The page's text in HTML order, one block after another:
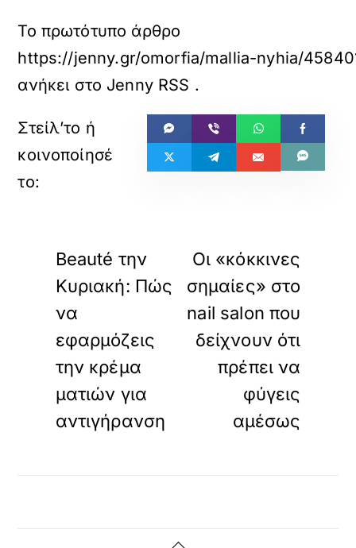
Το πρωτότυπο άρθρο
https://jenny.gr/omorfia/mallia-nyhia/
ανήκει στο Jenny RSS .
Beauté την
Κυριακή: Πώς
να
εφαρμόζεις
την κρέμα
ματιών για
αντιγήρανση
Οι «κόκκινες
σημαίες» στο
nail salon που
δείχνουν ότι
πρέπει να
φύγεις
αμέσως